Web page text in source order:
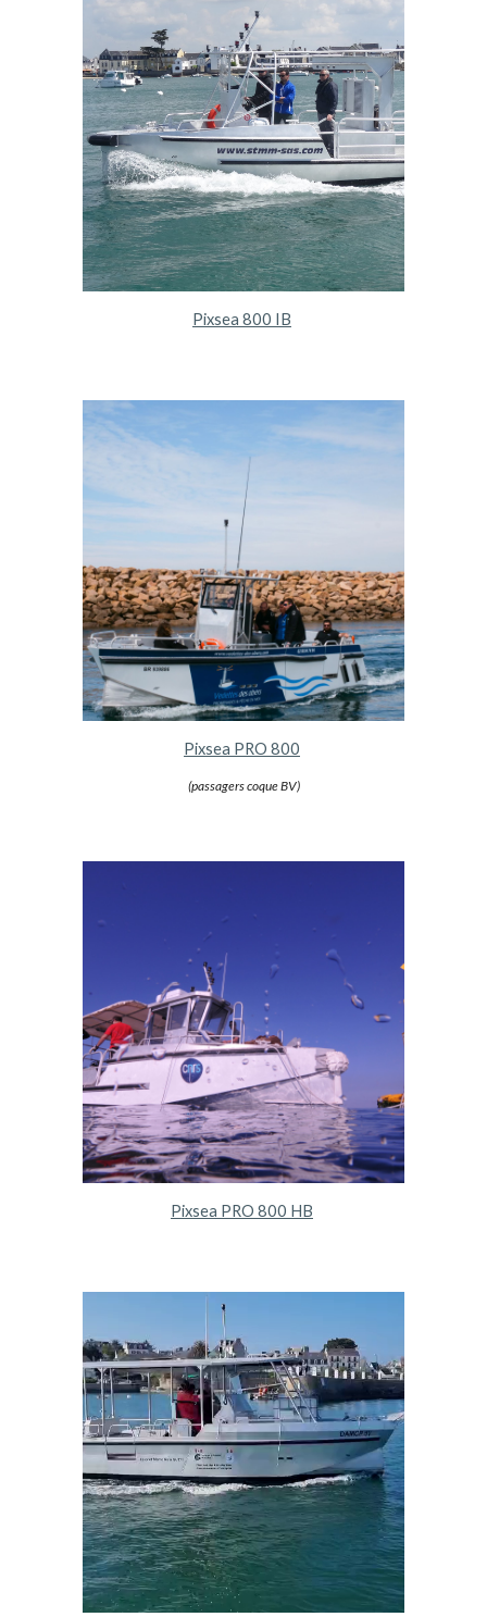
Pixsea 800 IB
Pixsea PRO 800
(passagers coque BV)
Pixsea PRO 800 HB